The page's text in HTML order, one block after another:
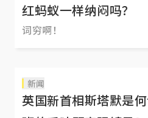
红蚂蚁一样纳闷吗？
词穷啊！
新闻
英国新首相斯塔默是